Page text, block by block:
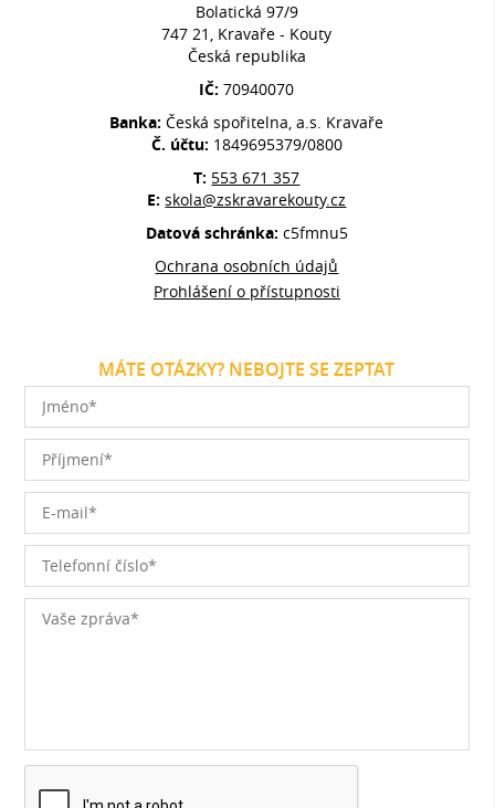
Bolatická 97/9
747 21, Kravaře - Kouty
Česká republika
IČ:70940070
Banka:Česká spořitelna, a.s. Kravaře
Č. účtu: 1849695379/0800
T: 553 671 357
E:skola@zskravarekouty.cz
Datová schránka: c5fmnu5
Ochrana osobních údajů
Prohlášení o přístupnosti
MÁTE OTÁZKY? NEBOJTE SE ZEPTAT